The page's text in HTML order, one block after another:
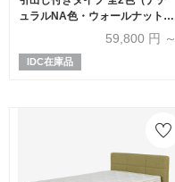
ュラルNA色・ウォールナットグ
レーWNG色）全5サイズ
59,800 円 ～
IDC在庫品